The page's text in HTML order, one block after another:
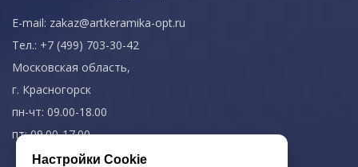
E-mail: zakaz@artkeramika-opt.ru
Тел.: +7 (499) 703-30-42
Московская область,
г. Красногорск
пн-чт: 09.00-18.00
пт: 09.00-17.00
Настройки Cookie